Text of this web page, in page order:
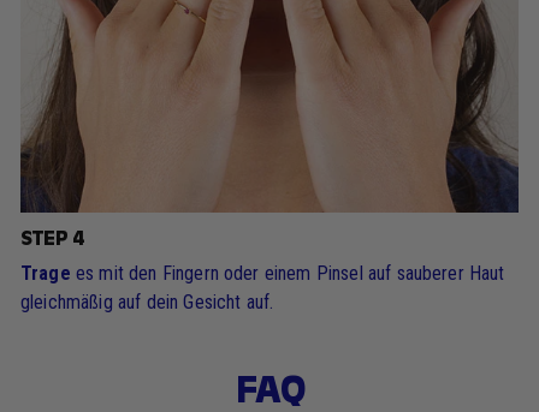
STEP 4
Trage es mit den Fingern oder einem Pinsel auf sauberer Haut
gleichmäßig auf dein Gesicht auf.
FAQ